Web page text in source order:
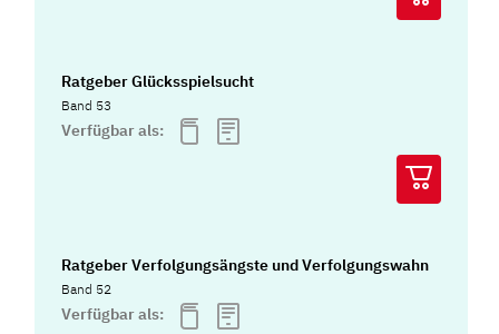
Ratgeber Glücksspielsucht
Band 53
Verfügbar als:
Ratgeber Verfolgungsängste und Verfolgungswahn
Band 52
Verfügbar als: